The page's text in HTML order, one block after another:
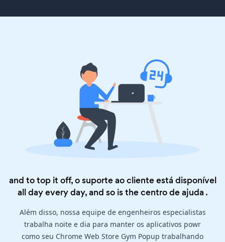
and to top it off, o suporte ao cliente está disponível
all day every day, and so is thecentro de ajuda .
Além disso, nossa equipe de engenheiros especialistas
trabalha noite e dia para manter os aplicativos powr
como seu Chrome Web Store Gym Popup trabalhando